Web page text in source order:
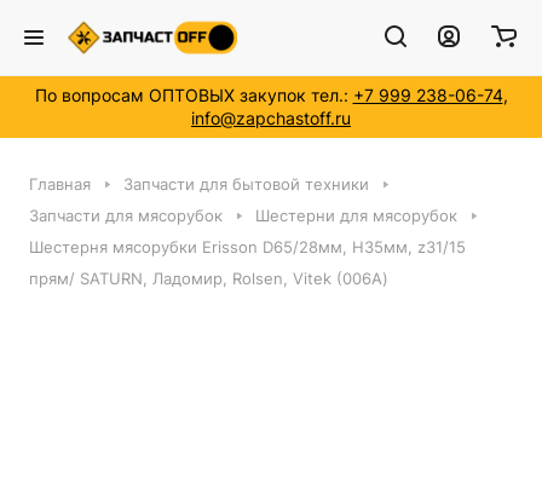
По вопросам ОПТОВЫХ закупок тел.: +7 999 238-06-74,
info@zapchastoff.ru
Главная
Запчасти для бытовой техники
Запчасти для мясорубок
Шестерни для мясорубок
Шестерня мясорубки Erisson D65/28мм, H35мм, z31/15
прям/ SATURN, Ладомир, Rolsen, Vitek (006А)